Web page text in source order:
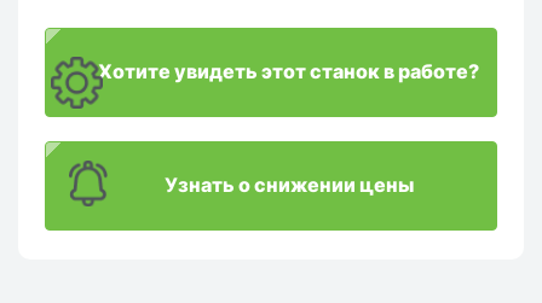
Хотите увидеть этот станок в работе?
Узнать о снижении цены